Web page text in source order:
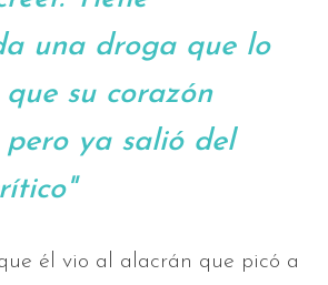
una droga que lo
su corazón
pero ya salió del
él vio al alacrán que picó a